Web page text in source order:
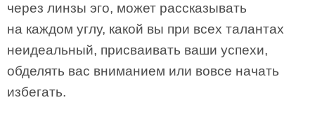
через линзы эго, может рассказывать
на каждом углу, какой вы при всех талантах
неидеальный, присваивать ваши успехи,
обделять вас вниманием или вовсе начать
избегать.